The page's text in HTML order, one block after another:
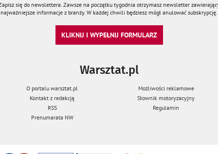
się do newslettera. Zawsze na początku tygodnia otrzymasz newsletter
najważniejsze informacje z branży. W każdej chwili będziesz mógł anulować subskrypcję.
KLIKNIJ I WYPEŁNIJ FORMULARZ
Warsztat.pl
O portalu warsztat.pl
Możliwości reklamowe
Kontakt z redakcją
Słownik motoryzacyjny
RSS
Regulamin
Prenumarata NW